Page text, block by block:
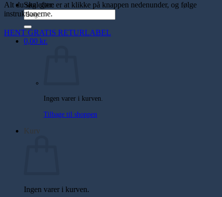
Søg efter:
0,00 kr.
Ingen varer i kurven.
Tilbage til shoppen
Kurv
Ingen varer i kurven.
Alt du skal gøre er at klikke på knappen nedenunder, og følge
instruktionerne.
HENT GRATIS RETURLABEL